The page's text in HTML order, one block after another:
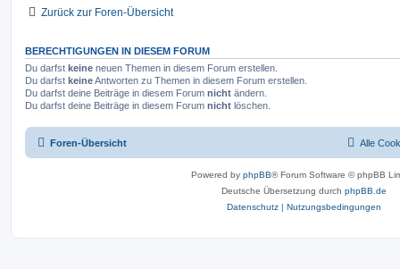
Zurück zur Foren-Übersicht
BERECHTIGUNGEN IN DIESEM FORUM
Du darfst keine neuen Themen in diesem Forum erstellen.
Du darfst keineAntworten zu Themen in diesem Forum erstellen.
Du darfst deine Beiträge in diesem Forum nicht ändern.
Du darfst deine Beiträge in diesem Forum nicht löschen.
Foren-Übersicht Alle
Powered by phpBB® Forum Software © phpBB
Deutsche Übersetzung durch phpBB.de
Datenschutz | Nutzungsbedingungen